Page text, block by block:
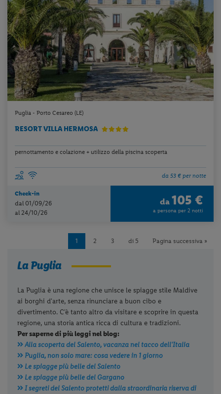
Puglia - Porto Cesareo (LE)
RESORT VILLA HERMOSA
pernottamento e colazione + utilizzo della piscina scoperta
da 53 € per notte
Check-in
dal 01/09/26
al 24/10/26
da 105 €
a persona per 2 notti
1 2 3 di 5 Pagina successiva »
La Puglia
La Puglia è una regione che unisce le spiagge stile Maldive
ai borghi d'arte, senza rinunciare a buon cibo e
divertimento. C'è tanto altro da visitare e scoprire in questa
regione, una storia antica ricca di cultura e tradizioni.
Per saperne di più leggi nel blog:
Alla scoperta del Salento, vacanza nel tacco dell'Italia
Puglia, non solo mare: cosa vedere in 1 giorno
Le spiagge più belle del Salento
Le spiagge più belle del Gargano
I segreti del Salento protetti dalla straordinaria riserva di